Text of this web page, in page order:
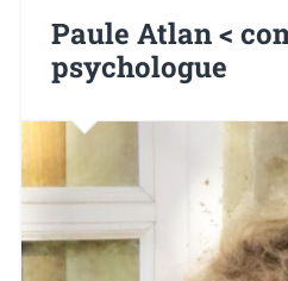
Paule Atlan <
psychologue